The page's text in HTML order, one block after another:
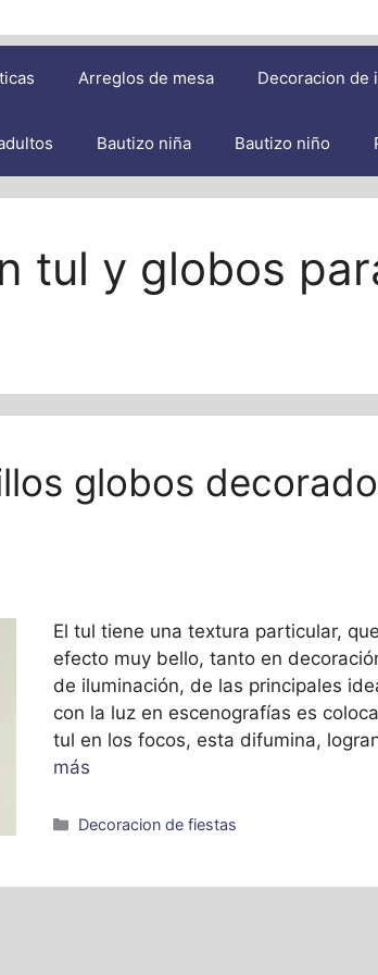
Arreglos de mesa Decoracion de
Bautizo niña Bautizo niño
tul y globos
globos
El tul tiene una textura particular,
efecto muy bello, tanto en
de iluminación, de las principales
con la luz en escenografías es
tul en los focos, esta difumina,
más
Categorías
Decoracion de fiestas